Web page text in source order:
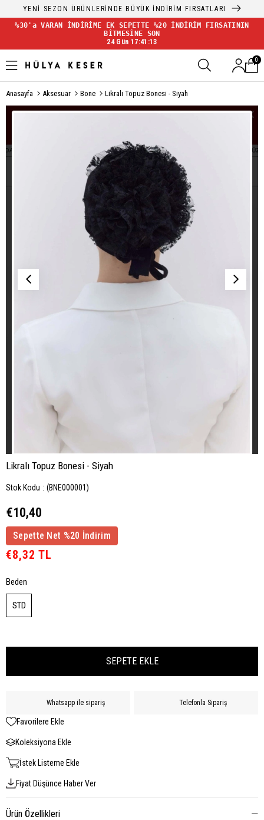
YENİ SEZON ÜRÜNLERİNDE BÜYÜK İNDİRİM FIRSATLARI
%30'a VARAN İNDİRİME EK SEPETTE %20 İNDİRİM FIRSATININ
BİTMESİNE SON
24 Gün 17:41:13
0
Anasayfa Aksesuar Bone Likralı Topuz Bonesi - Siyah
Likralı Topuz Bonesi - Siyah
Stok Kodu (BNE000001)
€10,40
Sepette Net %20 İndirim
€8,32 TL
Beden
STD
Whatsapp ile sipariş Telefonla Sipariş
Favorilere Ekle
Koleksiyona Ekle
İstek Listeme Ekle
Fiyat Düşünce Haber Ver
Ürün Özellikleri